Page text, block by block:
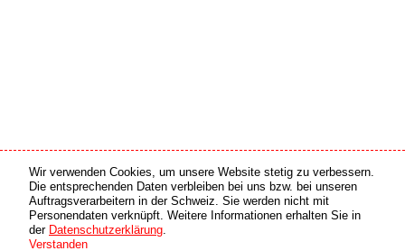
Medien Partner
copyright © 2026 by swiss made software gmbh, Switzerland - all rights reserved.
Online Partner
Wir verwenden Cookies, um unsere Website stetig zu verbessern.
Die entsprechenden Daten verbleiben bei uns bzw. bei unseren
Auftragsverarbeitern in der Schweiz. Sie werden nicht mit
Personendaten verknüpft. Weitere Informationen erhalten Sie in
der Datenschutzerklärung.
Verstanden